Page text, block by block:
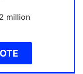
million